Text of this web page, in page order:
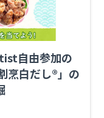
自由参加の
烹白だし®」の